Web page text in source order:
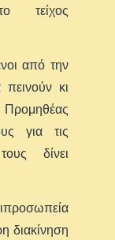
τείχος
από την
κι
Προμηθέας
για τις
δίνει
διακίνηση